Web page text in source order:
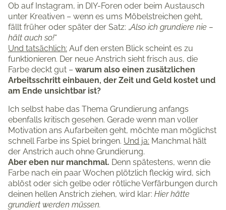
Ob auf Instagram, in DIY-Foren oder beim Austausch
unter Kreativen – wenn es ums Möbelstreichen geht,
fällt früher oder später der Satz: „Also ich grundiere nie –
hält auch so!“
Und tatsächlich: Auf den ersten Blick scheint es zu
funktionieren. Der neue Anstrich sieht frisch aus, die
Farbe deckt gut – warum also einen zusätzlichen
Arbeitsschritt einbauen, der Zeit und Geld kostet und
am Ende unsichtbar ist?
Ich selbst habe das Thema Grundierung anfangs
ebenfalls kritisch gesehen. Gerade wenn man voller
Motivation ans Aufarbeiten geht, möchte man möglichst
schnell Farbe ins Spiel bringen. Und ja: Manchmal hält
der Anstrich auch ohne Grundierung.
Aber eben nur manchmal. Denn spätestens, wenn die
Farbe nach ein paar Wochen plötzlich fleckig wird, sich
ablöst oder sich gelbe oder rötliche Verfärbungen durch
deinen hellen Anstrich ziehen, wird klar: Hier hätte
grundiert werden müssen.